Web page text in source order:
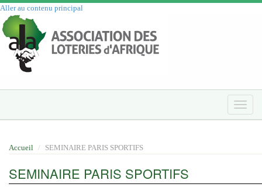
Aller au contenu principal
Toggle
Accueil SEMINAIRE PARIS SPORTIFS
SEMINAIRE PARIS SPORTIFS